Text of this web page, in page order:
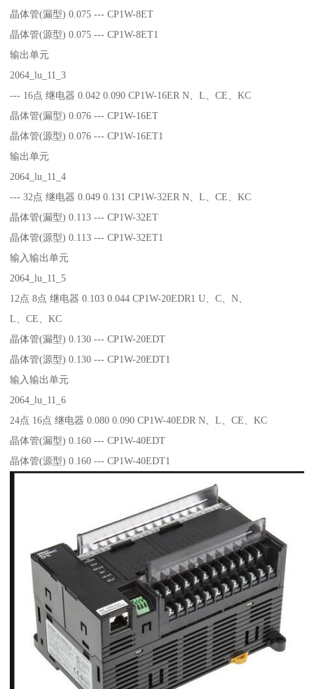
晶体管(漏型) 0.075 --- CP1W-8ET
晶体管(源型) 0.075 --- CP1W-8ET1
输出单元
2064_lu_11_3
--- 16点 继电器 0.042 0.090 CP1W-16ER N、L、CE、KC
晶体管(漏型) 0.076 --- CP1W-16ET
晶体管(源型) 0.076 --- CP1W-16ET1
输出单元
2064_lu_11_4
--- 32点 继电器 0.049 0.131 CP1W-32ER N、L、CE、KC
晶体管(漏型) 0.113 --- CP1W-32ET
晶体管(源型) 0.113 --- CP1W-32ET1
输入输出单元
2064_lu_11_5
12点 8点 继电器 0.103 0.044 CP1W-20EDR1 U、C、N、
L、CE、KC
晶体管(漏型) 0.130 --- CP1W-20EDT
晶体管(源型) 0.130 --- CP1W-20EDT1
输入输出单元
2064_lu_11_6
24点 16点 继电器 0.080 0.090 CP1W-40EDR N、L、CE、KC
晶体管(漏型) 0.160 --- CP1W-40EDT
晶体管(源型) 0.160 --- CP1W-40EDT1